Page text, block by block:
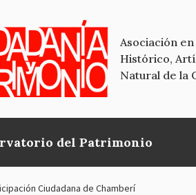
Asociación
Histórico,
Natural de la
del Patrimonio
Ciudadana de Chamberí